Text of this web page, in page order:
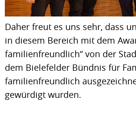
Daher freut es uns sehr, dass
in diesem Bereich mit dem
familienfreundlich“ von der
dem Bielefelder Bündnis für
familienfreundlich
gewürdigt wurden.